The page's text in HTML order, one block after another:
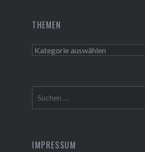
THEMEN
Themen
nach:
IMPRESSUM